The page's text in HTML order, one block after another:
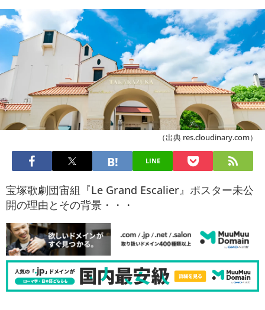
（出典 res.cloudinary.com）
LINE
宝塚歌劇団宙組『Le Grand Escalier』ポスター未公
開の理由とその背景・・・